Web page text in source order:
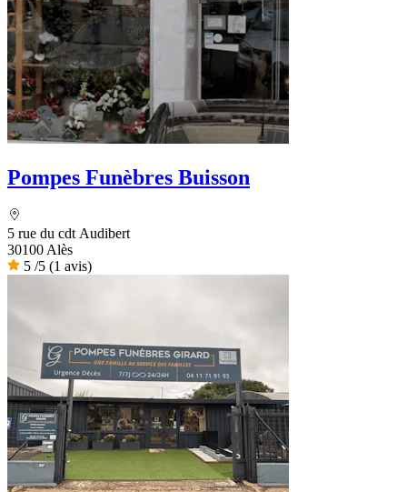
Pompes Funèbres Buisson
5 rue du cdt Audibert
30100 Alès
5 /5 (1 avis)